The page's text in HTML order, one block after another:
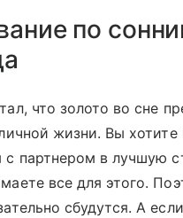
по
что золото во сне
жизни. Вы
с партнером в лучшую
все для этого.
сбудутся. А